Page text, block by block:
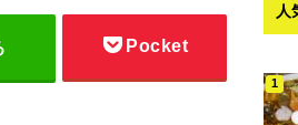
Pocket
人